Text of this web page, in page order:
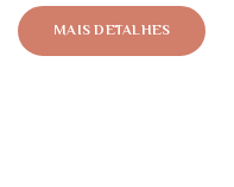
MAIS DETALHES